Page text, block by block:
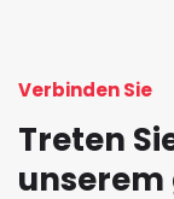
Verbinden Sie
Treten